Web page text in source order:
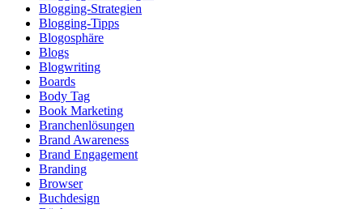
Blogging-Strategien
Blogging-Tipps
Blogosphäre
Blogs
Blogwriting
Boards
Body Tag
Book Marketing
Branchenlösungen
Brand Awareness
Brand Engagement
Branding
Browser
Buchdesign